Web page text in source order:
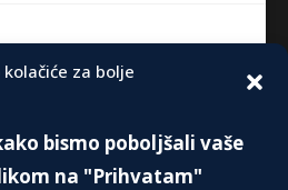
za bolje
bismo poboljšali vaše
na "Prihvatam"
odvažnost i
pristajati ni na šta
da zaslužujete.